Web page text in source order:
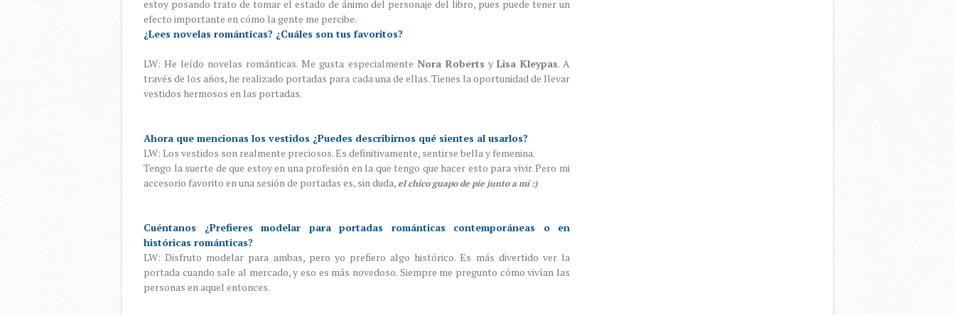
estoy posando trato de tomar el estado de ánimo del personaje del libro, pues puede tener un
efecto importante en cómo la gente me percibe.
¿Lees novelas románticas? ¿Cuáles son tus favoritos?
LW: He leído novelas románticas. Me gusta especialmente Nora Roberts y Lisa Kleypas. A
través de los años, he realizado portadas para cada una de ellas. Tienes la oportunidad de llevar
vestidos hermosos en las portadas.
Ahora que mencionas los vestidos ¿Puedes describirnos qué sientes al usarlos?
LW: Los vestidos son realmente preciosos. Es definitivamente, sentirse bella y femenina.
Tengo la suerte de que estoy en una profesión en la que tengo que hacer esto para vivir. Pero mi
accesorio favorito en una sesión de portadas es, sin duda, el chico guapo de pie junto a mí :)
Cuéntanos ¿Prefieres modelar para portadas románticas contemporáneas o en
históricas románticas?
LW: Disfruto modelar para ambas, pero yo prefiero algo histórico. Es más divertido ver la
portada cuando sale al mercado, y eso es más novedoso. Siempre me pregunto cómo vivían las
personas en aquel entonces.